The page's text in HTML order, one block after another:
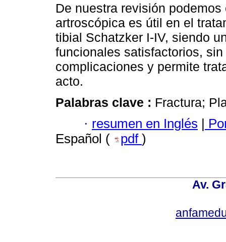
De nuestra revisión
artroscópica es útil en el
tibial Schatzker I-IV, siendo
funcionales satisfactorios,
complicaciones y permite
acto.
Palabras clave : Fractura;
· resumen en Inglés
Español (
pdf )
Av.